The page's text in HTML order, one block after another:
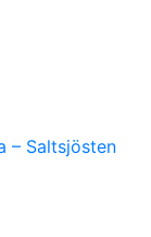
– Saltsjösten